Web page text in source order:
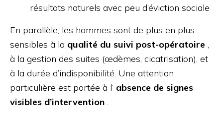
résultats naturels avec peu d’éviction sociale
En parallèle, les hommes sont de plus en plus
sensibles à la qualité du suivi post-opératoire ,
à la gestion des suites (œdèmes, cicatrisation), et
à la durée d’indisponibilité. Une attention
particulière est portée à l’ absence de signes
visibles d’intervention .